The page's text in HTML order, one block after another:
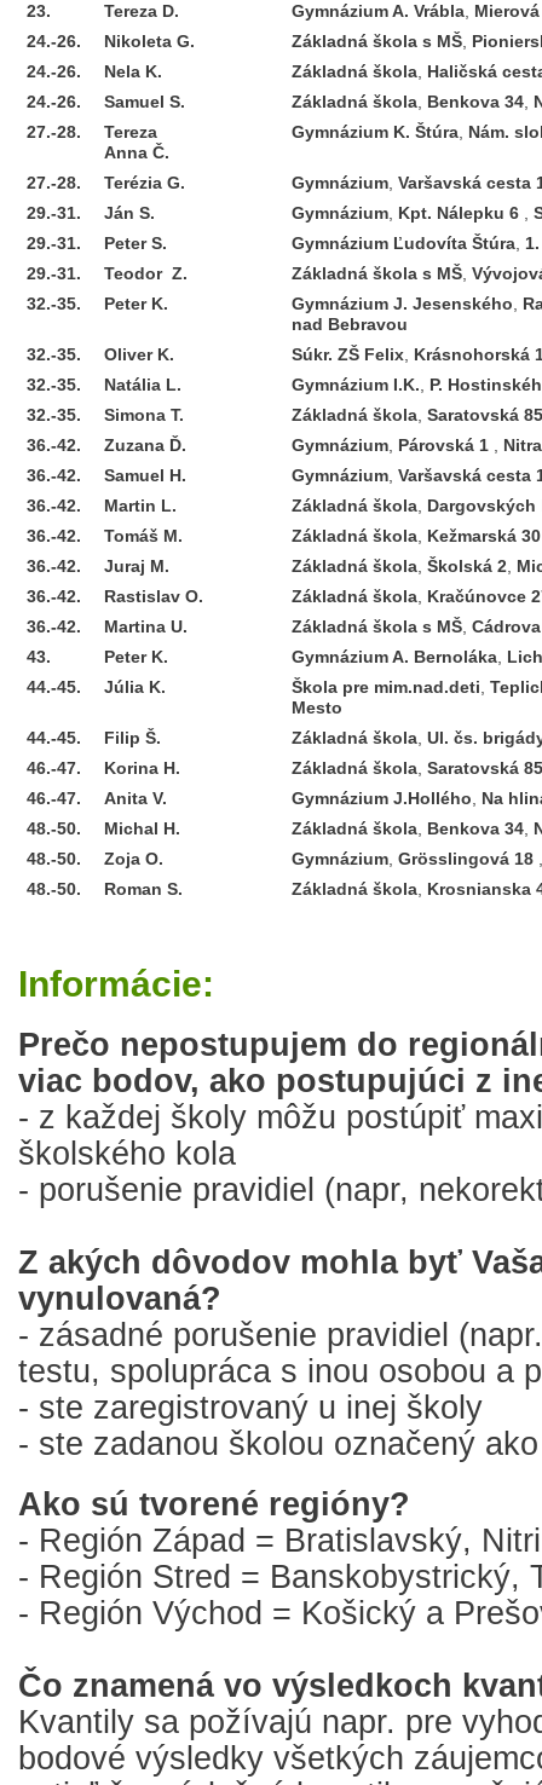
23.
Tereza D. Gymnázium A. Vrábla
24.-26.
Nikoleta G. Základná škola s MŠ
24.-26.
Nela K. Základná škola Haličská
24.-26.
Samuel S. Základná škola Benkova 34
27.-28.
Tereza
Anna Č.
Gymnázium K. Štúra Nám.
27.-28. Terézia G. Gymnázium Varšavská cesta
29.-31.
Ján S. Gymnázium Kpt. Nálepku 6
29.-31.
Peter S. Gymnázium Ľudovíta Štúra
29.-31.
Teodor Z. Základná škola s MŠ
32.-35.
Peter K. Gymnázium J. Jesenského
nad Bebravou
32.-35.
Oliver K. Súkr. ZŠ Felix Krásnohorská
32.-35.
Natália L. Gymnázium I.K.
P.
32.-35.
Simona T. Základná škola Saratovská 85
36.-42.
Zuzana Ď. Gymnázium Párovská 1
Nitra
36.-42.
Samuel H. Gymnázium Varšavská cesta
36.-42.
Martin L. Základná škola Dargovských
36.-42.
Tomáš M. Základná škola Kežmarská 30
36.-42.
Juraj M. Základná škola Školská 2
36.-42.
Rastislav O. Základná škola Kračúnovce
36.-42.
Martina U. Základná škola s MŠ
43.
Peter K. Gymnázium A. Bernoláka
44.-45.
Júlia K. Škola pre mim.nad.deti
Mesto
44.-45.
Filip Š. Základná škola Ul. čs.
46.-47.
Korina H. Základná škola Saratovská 85
46.-47.
Anita V. Gymnázium J.Hollého
Na
48.-50.
Michal H. Základná škola Benkova 34
48.-50.
Zoja O. Gymnázium Grösslingová 18
48.-50.
Roman S. Základná škola Krosnianska
Informácie:
Prečo nepostupujem do
viac bodov, ako postupujúci z
- z každej školy môžu postúpiť
školského kola
- porušenie pravidiel (napr,
Z akých dôvodov mohla byť
vynulovaná?
- zásadné porušenie pravidiel
testu, spolupráca s inou osobou a
- ste zaregistrovaný u inej školy
- ste zadanou školou označený
Ako sú tvorené regióny?
- Región Západ = Bratislavský,
- Región Stred = Banskobystrický,
- Región Východ = Košický a
Čo znamená vo výsledkoch
Kvantily sa požívajú napr. pre
bodové výsledky všetkých